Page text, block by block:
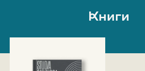
Книги